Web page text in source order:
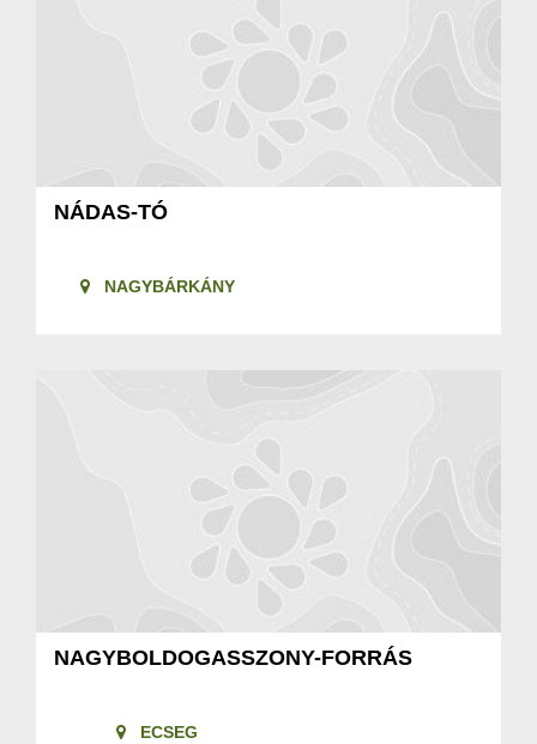
NÁDAS-TÓ
NAGYBÁRKÁNY
NAGYBOLDOGASSZONY-FORRÁS
ECSEG